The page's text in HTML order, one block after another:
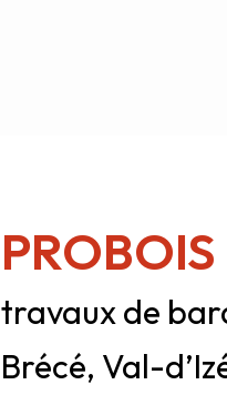
travaux de
Brécé, Val-